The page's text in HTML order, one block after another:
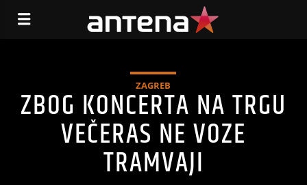
ZAGREB
ZBOG KONCERTA NA TRGU
VEČERAS NE VOZE
TRAMVAJI